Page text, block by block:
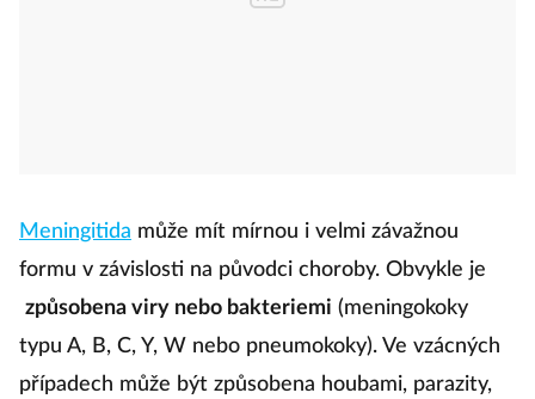
Meningitida může mít mírnou i velmi závažnou
formu v závislosti na původci choroby. Obvykle je
způsobena viry nebo bakteriemi (meningokoky
typu A, B, C, Y, W nebo pneumokoky). Ve vzácných
případech může být způsobena houbami, parazity,